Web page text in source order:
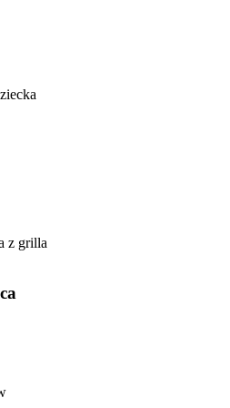
z grilla